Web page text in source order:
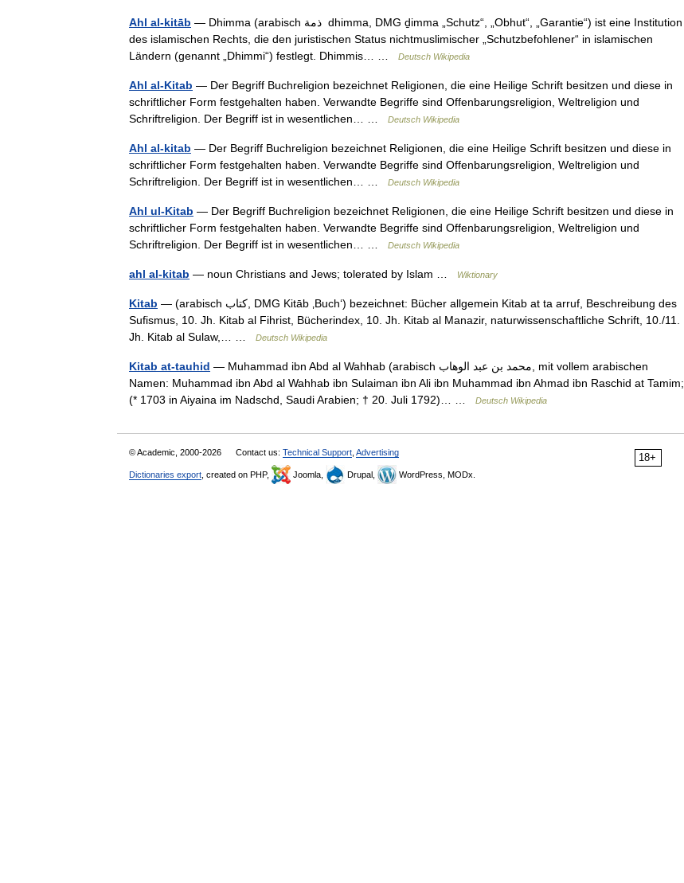
Ahl al-kitāb — Dhimma (arabisch ‏ذمة ‎ dhimma, DMG ḏimma „Schutz“, „Obhut“, „Garantie“) ist eine Institution
des islamischen Rechts, die den juristischen Status nichtmuslimischer „Schutzbefohlener“ in islamischen
Ländern (genannt „Dhimmi“) festlegt. Dhimmis… …
Deutsch Wikipedia
Ahl al-Kitab — Der Begriff Buchreligion bezeichnet Religionen, die eine Heilige Schrift besitzen und diese in
schriftlicher Form festgehalten haben. Verwandte Begriffe sind Offenbarungsreligion, Weltreligion und
Schriftreligion. Der Begriff ist in wesentlichen… …
Deutsch Wikipedia
Ahl al-kitab — Der Begriff Buchreligion bezeichnet Religionen, die eine Heilige Schrift besitzen und diese in
schriftlicher Form festgehalten haben. Verwandte Begriffe sind Offenbarungsreligion, Weltreligion und
Schriftreligion. Der Begriff ist in wesentlichen… …
Deutsch Wikipedia
Ahl ul-Kitab — Der Begriff Buchreligion bezeichnet Religionen, die eine Heilige Schrift besitzen und diese in
schriftlicher Form festgehalten haben. Verwandte Begriffe sind Offenbarungsreligion, Weltreligion und
Schriftreligion. Der Begriff ist in wesentlichen… …
Deutsch Wikipedia
ahl al-kitab — noun Christians and Jews; tolerated by Islam … Wiktionary
Kitab — (arabisch ‏كتاب‎, DMG Kitāb ‚Buch‘) bezeichnet: Bücher allgemein Kitab at ta arruf, Beschreibung des
Sufismus, 10. Jh. Kitab al Fihrist, Bücherindex, 10. Jh. Kitab al Manazir, naturwissenschaftliche Schrift, 10./11.
Jh. Kitab al Sulaw,… …
Deutsch Wikipedia
Kitab at-tauhid — Muhammad ibn Abd al Wahhab (arabisch ‏محمد بن عبد الوهاب‎‎, mit vollem arabischen
Namen: Muhammad ibn Abd al Wahhab ibn Sulaiman ibn Ali ibn Muhammad ibn Ahmad ibn Raschid at Tamim;
(* 1703 in Aiyaina im Nadschd, Saudi Arabien; † 20. Juli 1792)… …
Deutsch Wikipedia
18+
© Academic, 2000-2026 Contact us: Technical Support Advertising
Dictionaries export , created on PHP, Joomla, Drupal, WordPress, MODx.